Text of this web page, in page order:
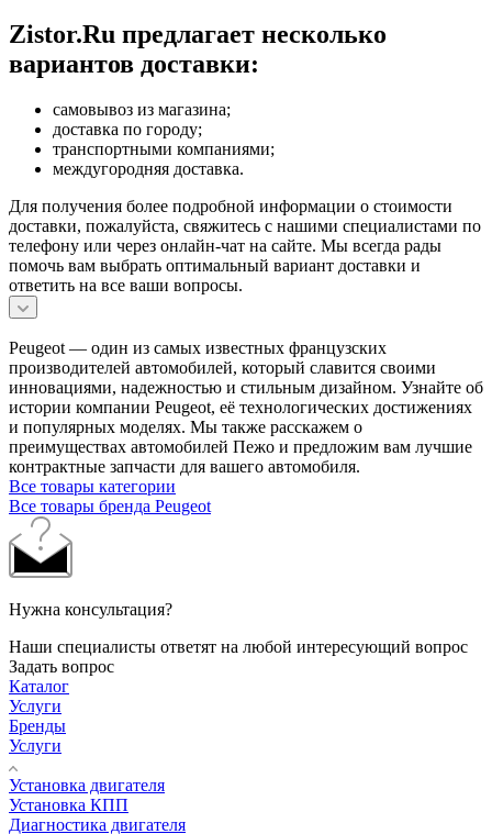
Zistor.Ru предлагает несколько
вариантов доставки:
самовывоз из магазина;
доставка по городу;
транспортными компаниями;
междугородняя доставка.
Для получения более подробной информации о стоимости
доставки, пожалуйста, свяжитесь с нашими специалистами по
телефону или через онлайн-чат на сайте. Мы всегда рады
помочь вам выбрать оптимальный вариант доставки и
ответить на все ваши вопросы.
Peugeot — один из самых известных французских
производителей автомобилей, который славится своими
инновациями, надежностью и стильным дизайном. Узнайте об
истории компании Peugeot, её технологических достижениях
и популярных моделях. Мы также расскажем о
преимуществах автомобилей Пежо и предложим вам лучшие
контрактные запчасти для вашего автомобиля.
Все товары категории
Все товары бренда Peugeot
Нужна консультация?
Наши специалисты ответят на любой интересующий вопрос
Задать вопрос
Каталог
Услуги
Бренды
Услуги
Установка двигателя
Установка КПП
Диагностика двигателя